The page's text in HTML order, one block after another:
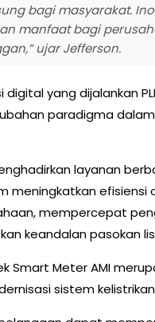
bagi masyarakat.
manfaat bagi
ujar Jefferson.
yang dijalankan
paradigma
layanan
meningkatkan efisiensi
mempercepat
keandalan pasokan
Smart Meter AMI
sistem